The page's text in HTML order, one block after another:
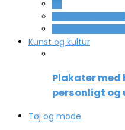
Kunst og kultur
Plakater med
personligt og
Tøj og mode